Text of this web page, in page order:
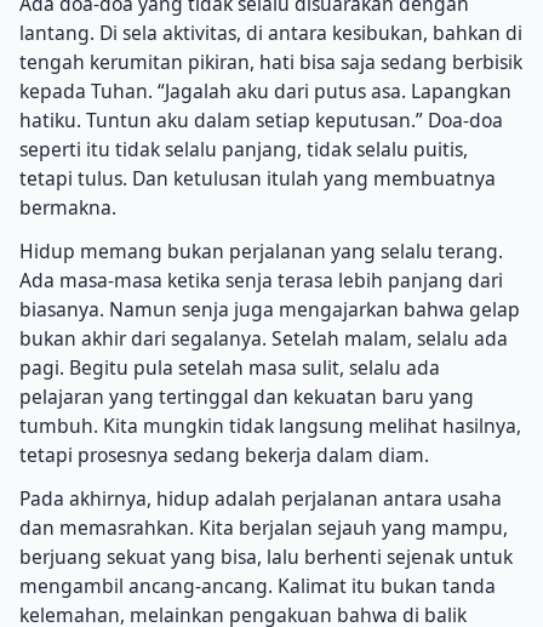
lantang. Di sela aktivitas, di antara kesibukan, bahkan di
tengah kerumitan pikiran, hati bisa saja sedang berbisik
kepada Tuhan. “Jagalah aku dari putus asa. Lapangkan
hatiku. Tuntun aku dalam setiap keputusan.” Doa-doa
seperti itu tidak selalu panjang, tidak selalu puitis,
tetapi tulus. Dan ketulusan itulah yang membuatnya
bermakna.
Hidup memang bukan perjalanan yang selalu terang.
Ada masa-masa ketika senja terasa lebih panjang dari
biasanya. Namun senja juga mengajarkan bahwa gelap
bukan akhir dari segalanya. Setelah malam, selalu ada
pagi. Begitu pula setelah masa sulit, selalu ada
pelajaran yang tertinggal dan kekuatan baru yang
tumbuh. Kita mungkin tidak langsung melihat hasilnya,
tetapi prosesnya sedang bekerja dalam diam.
Pada akhirnya, hidup adalah perjalanan antara usaha
dan memasrahkan. Kita berjalan sejauh yang mampu,
berjuang sekuat yang bisa, lalu berhenti sejenak untuk
mengambil ancang-ancang. Kalimat itu bukan tanda
kelemahan, melainkan pengakuan bahwa di balik